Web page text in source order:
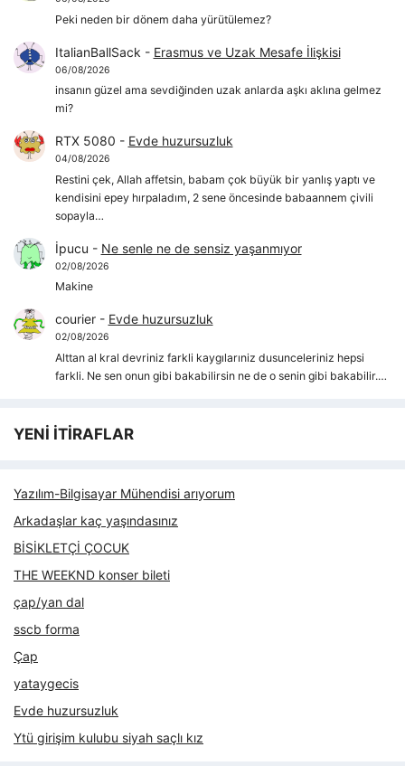
Peki neden bir dönem daha yürütülemez?
ItalianBallSack - Erasmus ve Uzak Mesafe İlişkisi
06/08/2026
insanın güzel ama sevdiğinden uzak anlarda aşkı aklına gelmez
mi?
RTX 5080 - Evde huzursuzluk
04/08/2026
Restini çek, Allah affetsin, babam çok büyük bir yanlış yaptı ve
kendisini epey hırpaladım, 2 sene öncesinde babaannem çivili
sopayla…
İpucu - Ne senle ne de sensiz yaşanmıyor
02/08/2026
Makine
courier- Evde huzursuzluk
02/08/2026
Alttan al kral devriniz farkli kaygılarıniz dusunceleriniz hepsi
farkli. Ne sen onun gibi bakabilirsin ne de o senin gibi bakabilir.…
YENİ İTİRAFLAR
Yazılım-Bilgisayar Mühendisi arıyorum
Arkadaşlar kaç yaşındasınız
BİSİKLETÇİ ÇOCUK
THE WEEKND konser bileti
çap/yan dal
sscb forma
Çap
yataygecis
Evde huzursuzluk
Ytü girişim kulubu siyah saçlı kız